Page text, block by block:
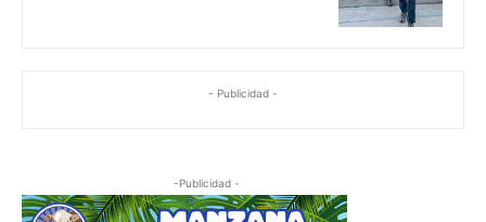
- Publicidad -
-Publicidad -